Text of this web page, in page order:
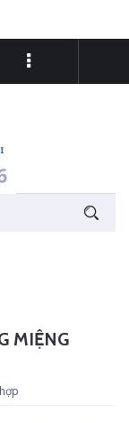
tráng miệng ngọt
MIỆNG